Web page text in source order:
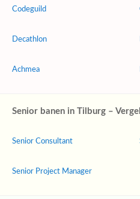
Codeguild
Decathlon
Achmea
Senior banen in Tilburg –
Senior Consultant
Senior Project Manager